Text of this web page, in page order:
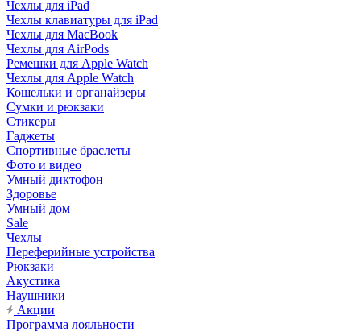
Чехлы для iPad
Чехлы клавиатуры для iPad
Чехлы для MacBook
Чехлы для AirPods
Ремешки для Apple Watch
Чехлы для Apple Watch
Кошельки и органайзеры
Сумки и рюкзаки
Стикеры
Гаджеты
Спортивные браслеты
Фото и видео
Умный диктофон
Здоровье
Умный дом
Sale
Чехлы
Переферийные устройства
Рюкзаки
Акустика
Наушники
Акции
Программа лояльности